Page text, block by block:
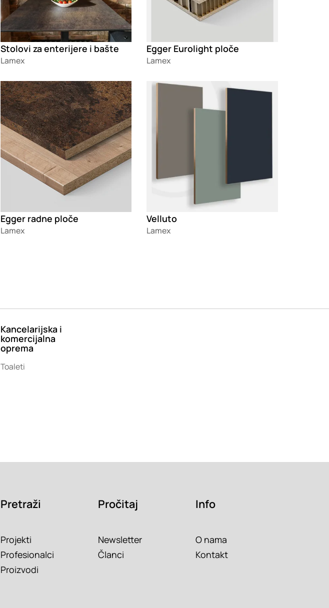
Stolovi za enterijere i bašte
Lamex
Egger Eurolight ploče
Lamex
Loading
Egger radne ploče
Lamex
Loading
Velluto
Lamex
Kancelarijska i
komercijalna
oprema
Toaleti
Pretraži
Projekti
Profesionalci
Proizvodi
Pročitaj
Newsletter
Članci
Info
O nama
Kontakt